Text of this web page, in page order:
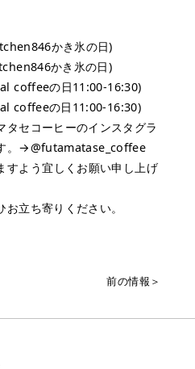
かき氷の日)
かき氷の日)
coffeeの日11:00-16:30)
coffeeの日11:00-16:30)
タセコーヒーのインスタグラ
。→@futamatase_coffee
すよう⁡宜しくお願い申し上げ
立ち寄りください。
前の情報＞